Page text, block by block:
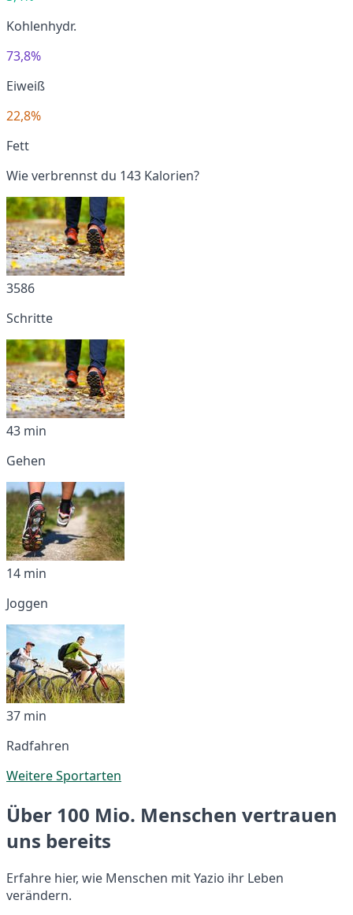
Kohlenhydr.
73,8%
Eiweiß
22,8%
Fett
Wie verbrennst du 143 Kalorien?
3586
Schritte
43 min
Gehen
14 min
Joggen
37 min
Radfahren
Weitere Sportarten
Über 100 Mio. Menschen vertrauen
uns bereits
Erfahre hier, wie Menschen mit Yazio ihr Leben
verändern.